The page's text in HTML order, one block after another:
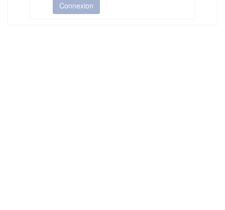
Connexion